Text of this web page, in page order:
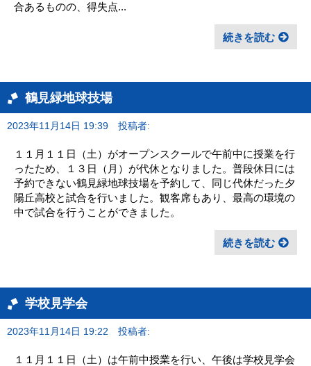
合あるものの、得失点...
続きを読む
鶴見緑地球技場
2023年11月14日 19:39 投稿者:
１１月１１日（土）がオープンスクールで午前中に授業を行
ったため、１３日（月）が代休となりました。普段休日には
予約できない鶴見緑地球技場を予約して、同じ代休だった夕
陽丘高校と試合を行いました。観客席もあり、最高の環境の
中で試合を行うことができました。
続きを読む
学校見学会
2023年11月14日 19:22 投稿者:
１１月１１日（土）は午前中授業を行い、午後は学校見学会